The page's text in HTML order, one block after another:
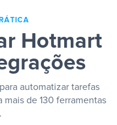
Hotmart
automatizar tarefas
de 130 ferramentas